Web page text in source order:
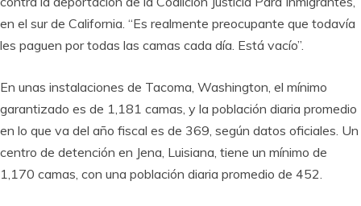
en el sur de California. “Es realmente preocupante que todavía
les paguen por todas las camas cada día. Está vacío”.
En unas instalaciones de Tacoma, Washington, el mínimo
garantizado es de 1,181 camas, y la población diaria promedio
en lo que va del año fiscal es de 369, según datos oficiales. Un
centro de detención en Jena, Luisiana, tiene un mínimo de
1,170 camas, con una población diaria promedio de 452.